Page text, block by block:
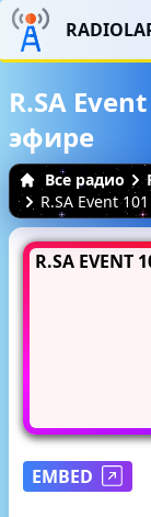
R.SA
эфире
Все радио
R.SA Event 101
R.SA EVENT
EMBED